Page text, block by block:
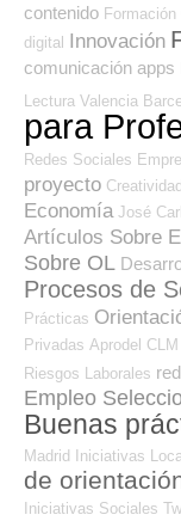
contenido Formación
digital Innovación
comunicación apps
Lectura Valencia
para
Redes Sociales
proyecto Creatividad
Economía José
Artículos Sobre
Sobre OL
Procesos de
Prácticas
Privadas Aprodel CLM
Riesgos Laborales
Empleo
Buenas
Madrid Iniciativas
de
Iniciativas Sociales